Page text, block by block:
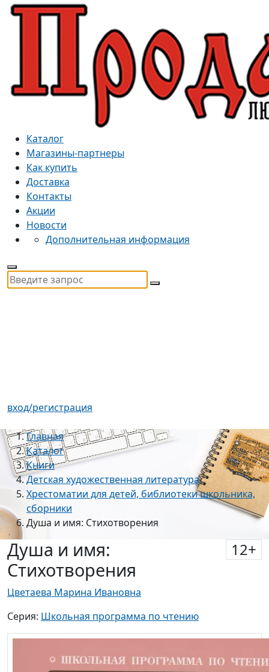
Каталог
Магазины-партнеры
Как купить
Доставка
Контакты
Акции
Новости
Дополнительная информация
вход/регистрация
Главная
Каталог
Книги
Детская художественная литература
Хрестоматии для детей, библиотеки школьника,
сборники
Душа и имя: Стихотворения
Душа и имя:
Стихотворения
12+
Цветаева Марина Ивановна
Серия: Школьная программа по чтению